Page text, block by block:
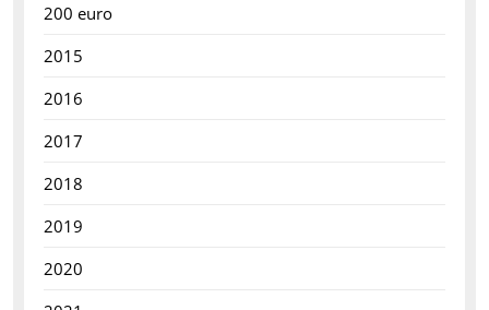
200 euro
2015
2016
2017
2018
2019
2020